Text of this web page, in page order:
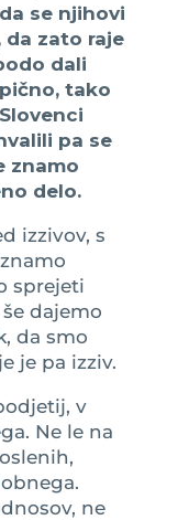
se njihovi
zato raje
dali
tako
pa se
znamo
delo.
izzivov, s
sprejeti
dajemo
da smo
je pa izziv.
v
Ne le na
ne